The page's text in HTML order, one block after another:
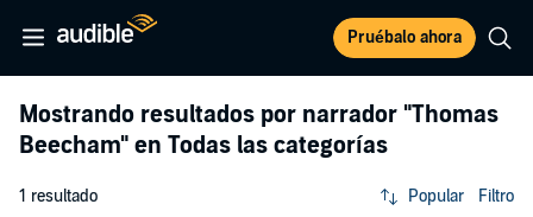
Pruébalo ahora
Mostrando resultados por narrador "Thomas
Beecham" en Todas las categorías
1 resultado Popular Filtro